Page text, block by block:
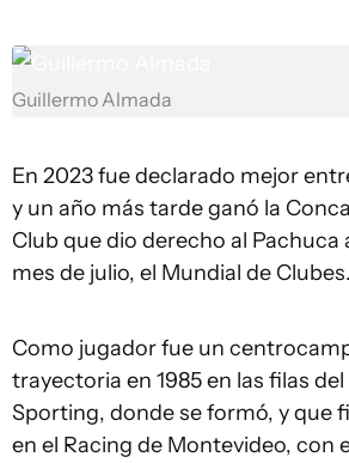
Guillermo Almada
En 2023 fue declarado mejor
y un año más tarde ganó la
Club que dio derecho al Pachuca
mes de julio, el Mundial de Clubes.
Como jugador fue un
trayectoria en 1985 en las filas
Sporting, donde se formó, y que
en el Racing de Montevideo, con